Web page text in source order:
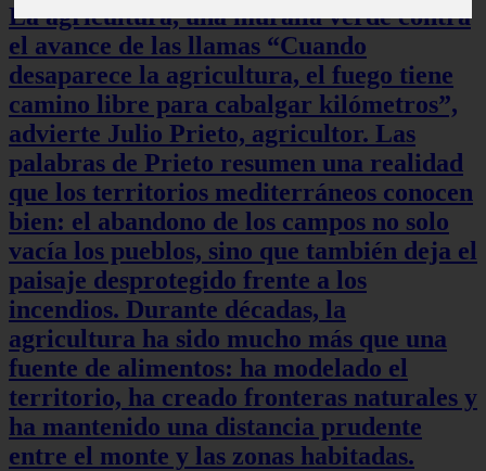
La agricultura, una muralla verde contra
el avance de las llamas “Cuando
desaparece la agricultura, el fuego tiene
camino libre para cabalgar kilómetros”,
advierte Julio Prieto, agricultor. Las
palabras de Prieto resumen una realidad
que los territorios mediterráneos conocen
bien: el abandono de los campos no solo
vacía los pueblos, sino que también deja el
paisaje desprotegido frente a los
incendios. Durante décadas, la
agricultura ha sido mucho más que una
fuente de alimentos: ha modelado el
territorio, ha creado fronteras naturales y
ha mantenido una distancia prudente
entre el monte y las zonas habitadas.